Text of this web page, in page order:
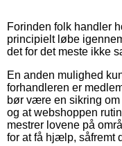
Forinden folk handler
principielt løbe
det for det meste ikke
En anden mulighed
forhandleren er
bør være en sikring
og at webshoppen
mestrer lovene på
for at få hjælp, såfremt